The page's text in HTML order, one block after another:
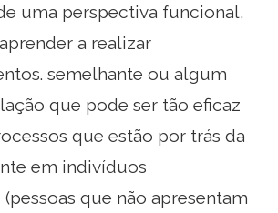
uma perspectiva funcional,
a realizar
semelhante ou algum
que pode ser tão eficaz
que estão por trás da
em indivíduos
que não apresentam